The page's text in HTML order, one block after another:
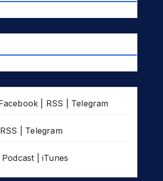
RSS Telegram
RSS Telegram
Podcast iTunes